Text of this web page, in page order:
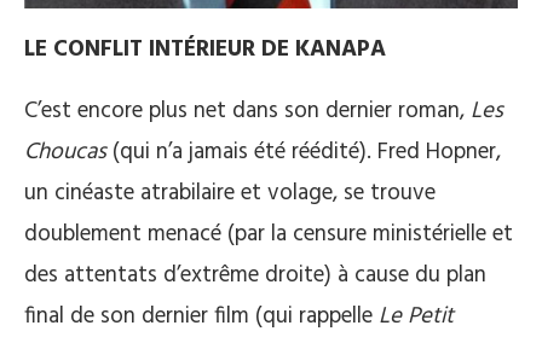
LE CONFLIT INTÉRIEUR DE KANAPA
C’est encore plus net dans son dernier roman, Les
Choucas(qui n’a jamais été réédité). Fred Hopner,
un cinéaste atrabilaire et volage, se trouve
doublement menacé (par la censure ministérielle et
des attentats d’extrême droite) à cause du plan
final de son dernier film (qui rappelle Le Petit